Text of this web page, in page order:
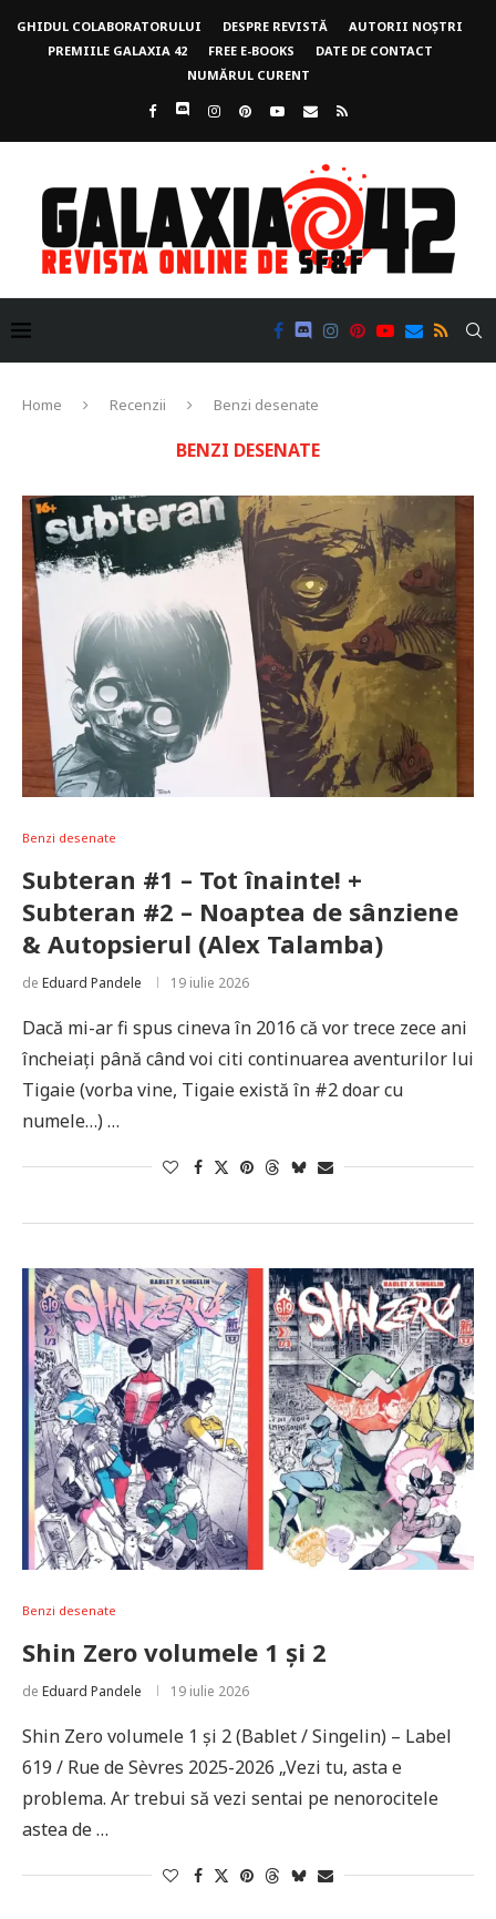
GHIDUL COLABORATORULUI DESPRE REVISTĂ
AUTORII NOȘTRI
PREMIILE GALAXIA 42
FREE E-BOOKS
DATE DE CONTACT
NUMĂRUL CURENT
Home Recenzii Benzi desenate
BENZI DESENATE
Benzi desenate
Subteran #1 – Tot înainte! +
Subteran #2 – Noaptea de sânziene
& Autopsierul (Alex Talamba)
de Eduard Pandele 19 iulie 2026
Dacă mi-ar fi spus cineva în 2016 că vor trece zece ani
încheiați până când voi citi continuarea aventurilor lui
Tigaie (vorba vine, Tigaie există în #2 doar cu
numele…) …
Benzi desenate
Shin Zero volumele 1 și 2
de Eduard Pandele 19 iulie 2026
Shin Zero volumele 1 și 2 (Bablet / Singelin) – Label
619 / Rue de Sèvres 2025-2026 „Vezi tu, asta e
problema. Ar trebui să vezi sentai pe nenorocitele
astea de …